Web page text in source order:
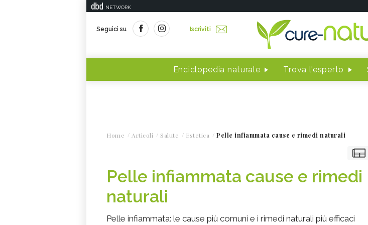
NETWORK
Seguici su Iscriviti
Enciclopedia naturale Trova l'esperto
Home Articoli Salute Estetica Pelle infiammata cause e rimedi naturali
Pelle infiammata cause e rimedi
naturali
Pelle infiammata: le cause più comuni e i rimedi naturali più efficaci